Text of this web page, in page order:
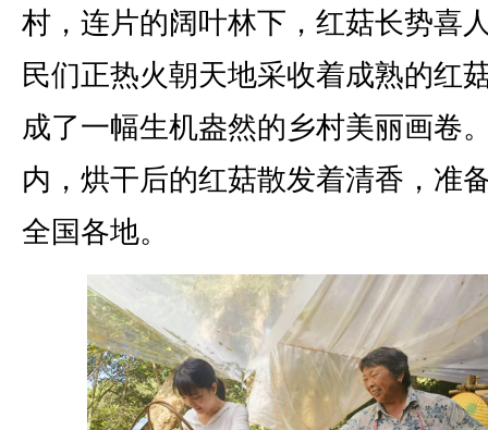
村，连片的阔叶林下，红菇长势喜
民们正热火朝天地采收着成熟的红
成了一幅生机盎然的乡村美丽画卷
内，烘干后的红菇散发着清香，准
全国各地。